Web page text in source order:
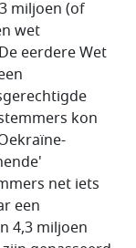
miljoen (of
wet
eerdere Wet
kon
net iets
een
4,3 miljoen